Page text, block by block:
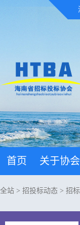
首页 关于协会
全站 > 招投标动态 > 招